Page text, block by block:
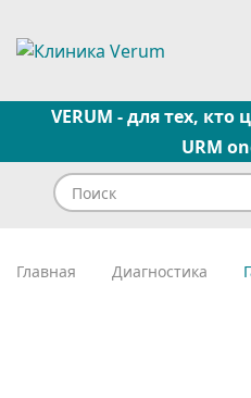
VERUM - для тех, кто
URM
Главная Диагностика